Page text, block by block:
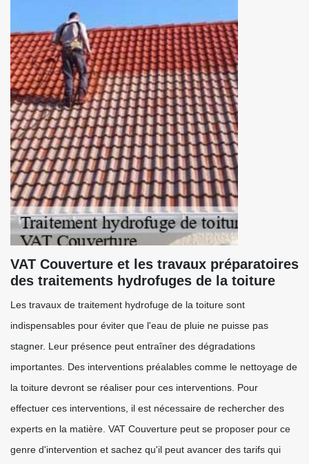
VAT Couverture et les travaux préparatoires
des traitements hydrofuges de la toiture
Les travaux de traitement hydrofuge de la toiture sont
indispensables pour éviter que l'eau de pluie ne puisse pas
stagner. Leur présence peut entraîner des dégradations
importantes. Des interventions préalables comme le nettoyage de
la toiture devront se réaliser pour ces interventions. Pour
effectuer ces interventions, il est nécessaire de rechercher des
experts en la matière. VAT Couverture peut se proposer pour ce
genre d'intervention et sachez qu'il peut avancer des tarifs qui